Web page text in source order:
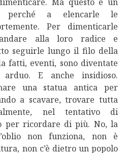
perché a elencarle le
Per dimenticarle
alla loro radice e
seguirle lungo il filo della
fatti, eventi, sono diventate
E anche insidioso.
una statua antica per
a scavare, trovare tutta
nel tentativo di
per ricordare di più. No, la
non funziona, non è
non c’è dietro un popolo